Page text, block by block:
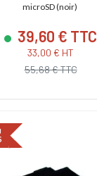
microSD (noir)
39,60 € TTC
33,00 € HT
55,68 € TTC